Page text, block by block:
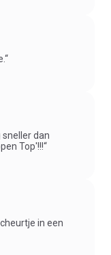
sneller dan
Top'!!!“
in een